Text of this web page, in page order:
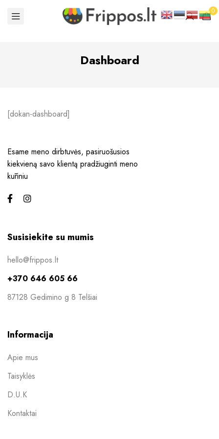
0
Dashboard
[dokan-dashboard]
Esame meno dirbtuvės, pasiruošusios
kiekvieną savo klientą pradžiuginti meno
kūriniu
Susisiekite su mumis
hello@frippos.lt
+370 646 605 66
87128 Gedimino g 8 Telšiai
Informacija
Apie mus
Taisyklės
D.U.K
Kontaktai